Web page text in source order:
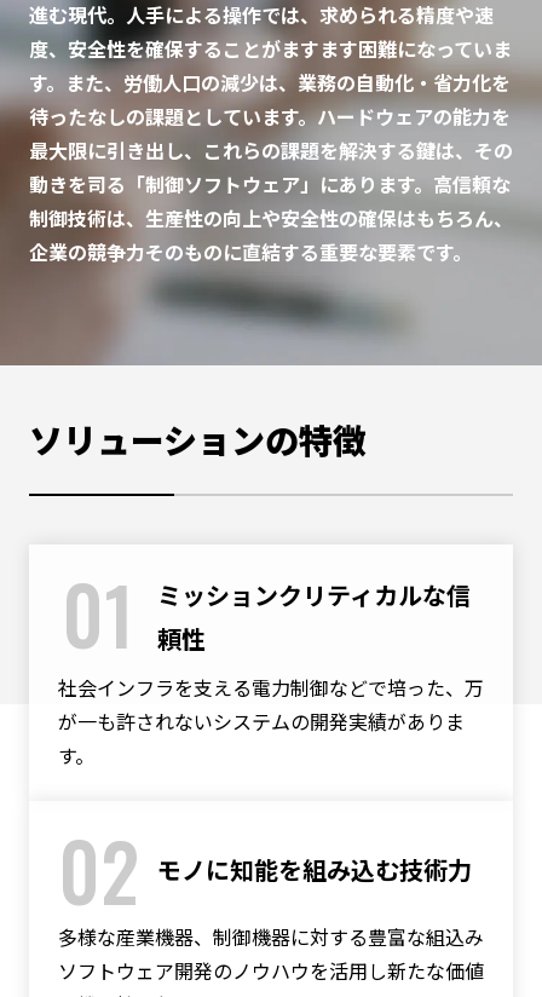
進む現代。人手による操作では、求められる精度や速
度、安全性を確保することがますます困難になっていま
す。また、労働人口の減少は、業務の自動化・省力化を
待ったなしの課題としています。ハードウェアの能力を
最大限に引き出し、これらの課題を解決する鍵は、その
動きを司る「制御ソフトウェア」にあります。高信頼な
制御技術は、生産性の向上や安全性の確保はもちろん、
企業の競争力そのものに直結する重要な要素です。
ソリューションの特徴
01
ミッションクリティカルな信
頼性
社会インフラを支える電力制御などで培った、万
が一も許されないシステムの開発実績がありま
す。
02 モノに知能を組み込む技術力
多様な産業機器、制御機器に対する豊富な組込み
ソフトウェア開発のノウハウを活用し新たな価値